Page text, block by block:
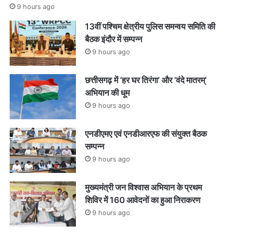
9 hours ago
13वीं पश्चिम क्षेत्रीय पुलिस समन्वय समिति की
बैठक इंदौर में सम्पन्न
9 hours ago
छत्तीसगढ़ में ‘हर घर तिरंगा’ और ‘वंदे मातरम्’
अभियान की धूम
9 hours ago
एनडीएमए एवं एनडीआरएफ की संयुक्त बैठक
सम्पन्न
9 hours ago
मुख्यमंत्री जन विश्वास अभियान के प्रथम
शिविर में 160 आवेदनों का हुआ निराकरण
9 hours ago